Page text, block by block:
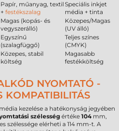
Papír, műanyag, textil
+ festékszalag
Speciális inkjet
média + tinta
Magas (kopás- és
vegyszerálló)
Közepes/Magas
(UV álló)
Egyszínű
(szalagfüggő)
Teljes színes
(CMYK)
Közepes, stabil
költség
Magasabb
festékköltség
NYOMTATÓ -
KOMPATIBILITÁS
média kezelése a hatékonyság jegyében
szélességértéke 104mm,
szélessége elérheti a 114 mm-t. A